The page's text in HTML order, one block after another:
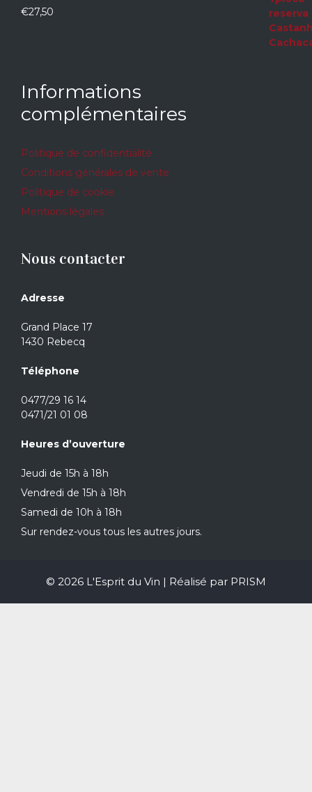
0
€27,50
Informations
complémentaires
Politique de confidentialité
Conditions générales de vente
Politique de cookie
Mentions légales
Nous contacter
Adresse
Grand Place 17
1430 Rebecq
Téléphone
0477/29 16 14
0471/21 01 08
Heures d’ouverture
Jeudi de 15h à 18h
Vendredi de 15h à 18h
Samedi de 10h à 18h
Sur rendez-vous tous les autres jours.
© 2026 L'Esprit du Vin | Réalisé par PRISM